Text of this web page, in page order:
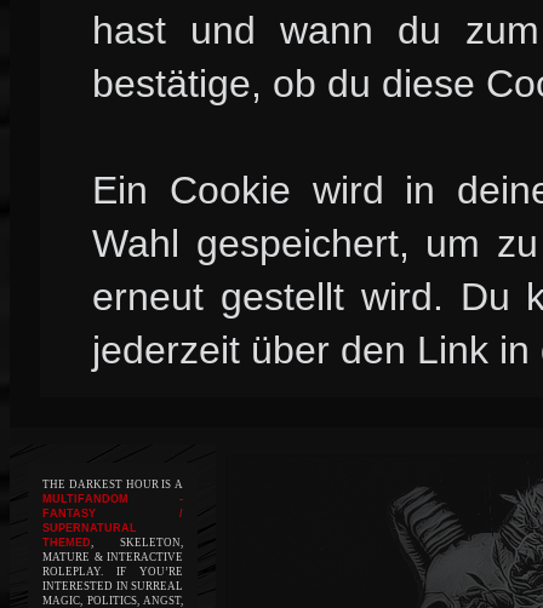
hast und wann du
bestätige, ob du diese
Ein Cookie wird in
Wahl gespeichert, um
erneut gestellt wird. Du
jederzeit über den Link
THE DARKEST HOUR IS A
MULTIFANDOM -
FANTASY /
SUPERNATURAL
THEMED, SKELETON,
MATURE & INTERACTIVE
ROLEPLAY. IF YOU’RE
INTERESTED IN SURREAL
MAGIC, POLITICS, ANGST,